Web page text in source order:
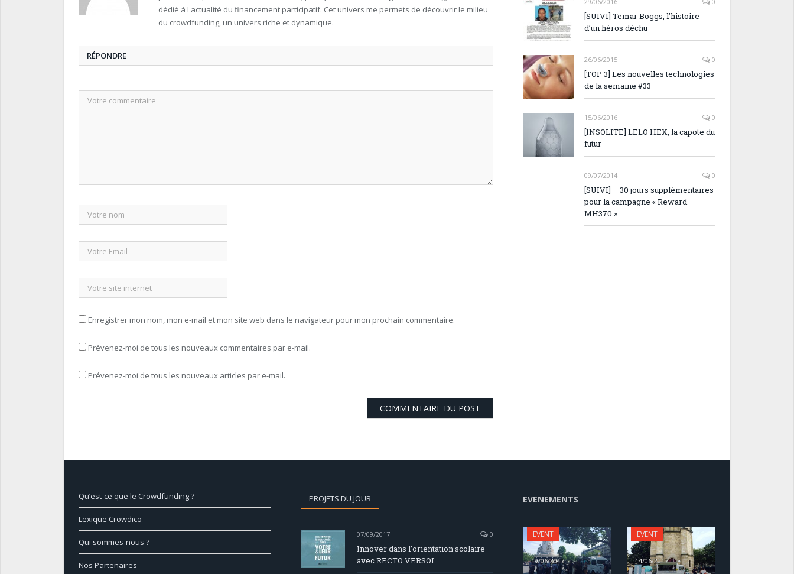
dédié à l'actualité du financement participatif. Cet univers me permets de découvrir le milieu
du crowdfunding, un univers riche et dynamique.
RÉPONDRE
Enregistrer mon nom, mon e-mail et mon site web dans le navigateur pour mon prochain commentaire.
Prévenez-moi de tous les nouveaux commentaires par e-mail.
Prévenez-moi de tous les nouveaux articles par e-mail.
[SUIVI] Temar Boggs, l’histoire
d’un héros déchu
26/06/2015 0
[TOP 3] Les nouvelles technologies
de la semaine #33
15/06/2016 0
[INSOLITE] LELO HEX, la capote du
futur
09/07/2014 0
[SUIVI] – 30 jours supplémentaires
pour la campagne « Reward
MH370 »
Qu’est-ce que le Crowdfunding ?
Lexique Crowdico
Qui sommes-nous ?
Nos Partenaires
PROJETS DU JOUR
07/09/2017 0
Innover dans l’orientation scolaire
avec RECTO VERSOI
EVENEMENTS
EVENT
19/06/2017
EVENT
14/06/2017